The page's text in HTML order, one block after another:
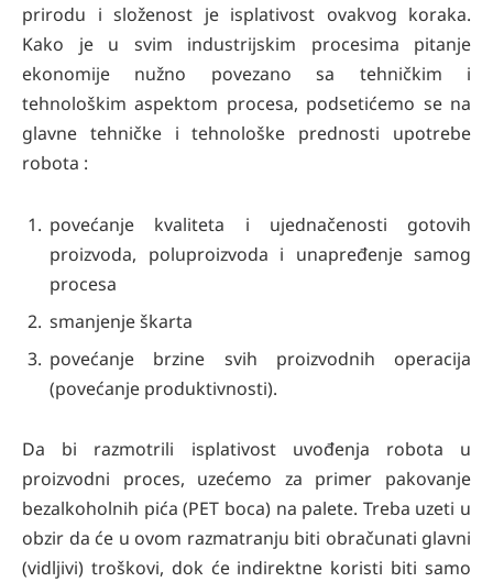
prirodu i složenost je isplativost ovakvog koraka.
Kako je u svim industrijskim procesima pitanje
ekonomije nužno povezano sa tehničkim i
tehnološkim aspektom procesa, podsetićemo se na
glavne tehničke i tehnološke prednosti upotrebe
robota :
povećanje kvaliteta i ujednačenosti gotovih
proizvoda, poluproizvoda i unapređenje samog
procesa
smanjenje škarta
povećanje brzine svih proizvodnih operacija
(povećanje produktivnosti).
Da bi razmotrili isplativost uvođenja robota u
proizvodni proces, uzećemo za primer pakovanje
bezalkoholnih pića (PET boca) na palete. Treba uzeti u
obzir da će u ovom razmatranju biti obračunati glavni
(vidljivi) troškovi, dok će indirektne koristi biti samo